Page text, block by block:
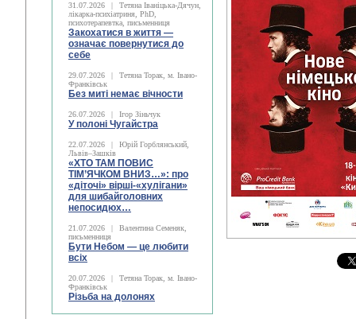
31.07.2026 |
Тетяна Іваніцька-Дячун,
лікарка-психіатриня, PhD,
психотерапевтка, письменниця
Закохатися в життя —
означає повернутися до
себе
29.07.2026 |
Тетяна Торак, м. Івано-
Франківськ
Без миті немає вічности
26.07.2026 | Ігор Зіньчук
У полоні Чугайстра
22.07.2026 |
Юрій Горблянський,
Львів–Зашків
«ХТО ТАМ ПОВИС
ТІМ’ЯЧКОМ ВНИЗ…»: про
«діточі» вірші-«хулігани»
для шибайголовних
непосидюх…
21.07.2026 |
Валентина Семеняк,
письменниця
Бути Небом ― це любити
всіх
20.07.2026 |
Тетяна Торак, м. Івано-
Франківськ
Різьба на долонях